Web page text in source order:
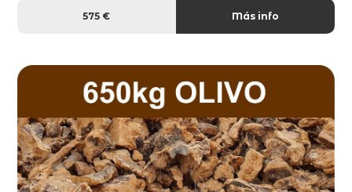
575 € Más info